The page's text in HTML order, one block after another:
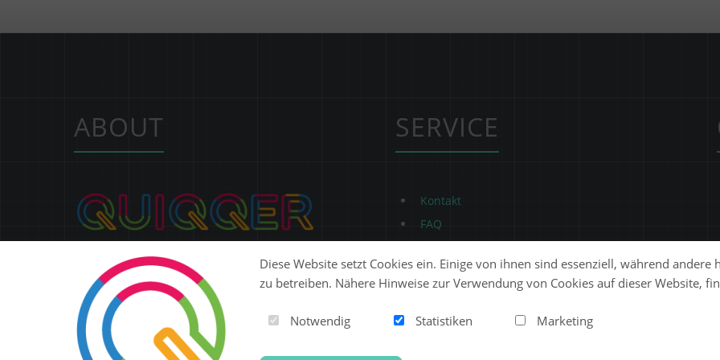
ABOUT
Ob Website, SaaS-Plattform, E-Commerce oder ERP:
QUIQQER gibt dir eine modulare Open-Source-
Plattform, mit der du digitale Produkte flexibel
entwickeln, betreiben und skalieren kannst.
Steuere Content, Nutzer, Berechtigungen und
Erweiterungen zentral in einer Lösung.
SERVICE
Kontakt
FAQ
Diese Website setzt Cookies ein. Einige von ihnen sind essenziell, während
zu betreiben. Nähere Hinweise zur Verwendung von Cookies auf dieser Website,
Notwendig Statistiken Marketing